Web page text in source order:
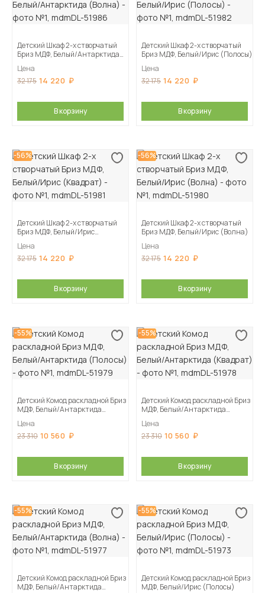
Детский Шкаф 2-х створчатый
Бриз МДФ, Белый/Антарктида
Цена
32 175 14 220
В корзину
Детский Шкаф 2-х створчатый
Бриз МДФ, Белый/Ирис (Полосы)
Цена
32 175 14 220
В корзину
-56%
Детский Шкаф 2-х створчатый
Бриз МДФ, Белый/Ирис
Цена
32 175 14 220
В корзину
-56%
Детский Шкаф 2-х створчатый
Бриз МДФ, Белый/Ирис (Волна)
Цена
32 175 14 220
В корзину
-55%
Детский Комод раскладной Бриз
МДФ, Белый/Антарктида
Цена
23 310 10 560
В корзину
-55%
Детский Комод раскладной Бриз
МДФ, Белый/Антарктида
Цена
23 310 10 560
В корзину
-55%
Детский Комод раскладной Бриз
МДФ, Белый/Антарктида
-55%
Детский Комод раскладной Бриз
МДФ, Белый/Ирис (Полосы)